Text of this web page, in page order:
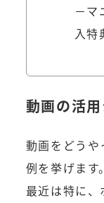
－マ
入特
動画の活
動画をどうや
例を挙げます。
最近は特に